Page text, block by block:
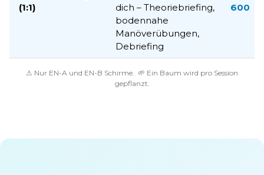
(1:1)
dich – Theoriebriefing,
bodennahe
Manöverübungen,
Debriefing
600
⚠ Nur EN-A und EN-B Schirme. 🌱 Ein Baum wird pro Session
gepflanzt.